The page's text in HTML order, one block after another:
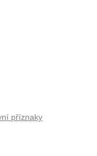
příznaky